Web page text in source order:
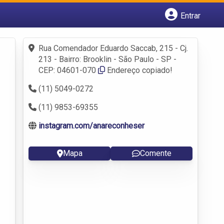
Entrar
Fazer login
Criar conta
Rua Comendador Eduardo Saccab, 215 - Cj.
213 - Bairro: Brooklin - São Paulo - SP -
CEP: 04601-070
Endereço copiado!
(11) 5049-0272
(11) 9853-69355
instagram.com/anareconheser
Mapa Comente